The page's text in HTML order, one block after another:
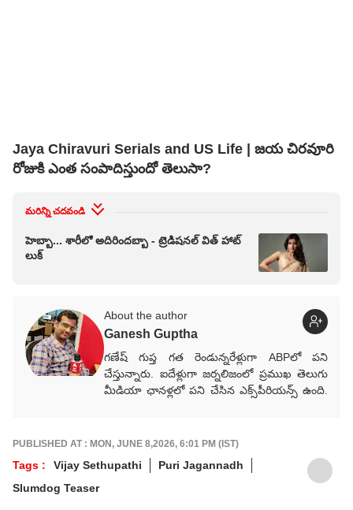
Jaya Chiravuri Serials and US Life | జయ చిరవూరి
రోజుకి ఎంత సంపాదిస్తుందో తెలుసా?
మరిన్ని చదవండి
హెబ్బా... శారీలో అదిరిందబ్బా - ట్రెడిషనల్ విత్ హాట్
లుక్
About the author
Ganesh Guptha
గణేష్ గుప్త గత రెండున్నరేళ్లుగా ABPలో పని
చేస్తున్నారు. ఐదేళ్లుగా జర్నలిజంలో ప్రముఖ తెలుగు
మీడియా ఛానళ్లలో పని చేసిన ఎక్స్‌పీరియన్స్ ఉంది.
సేవలు అందించారు.
PUBLISHED AT : MON, JUNE 8,2026, 6:01 PM (IST)
Tags : Vijay Sethupathi
Puri Jagannadh
Slumdog Teaser